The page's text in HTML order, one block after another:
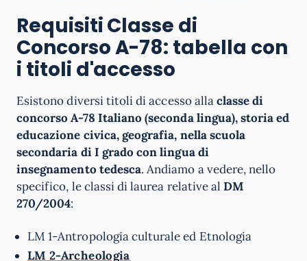
Requisiti Classe di
Concorso A-78: tabella con
i titoli d'accesso
Esistono diversi titoli di accesso allaclasse di
concorso A-78 Italiano (seconda lingua), storia ed
educazione civica, geografia, nella scuola
secondaria di I grado con lingua di
insegnamento tedesca. Andiamo a vedere, nello
specifico, le classi di laurea relative alDM
270/2004:
LM 1-Antropologia culturale ed Etnologia
LM 2-Archeologia